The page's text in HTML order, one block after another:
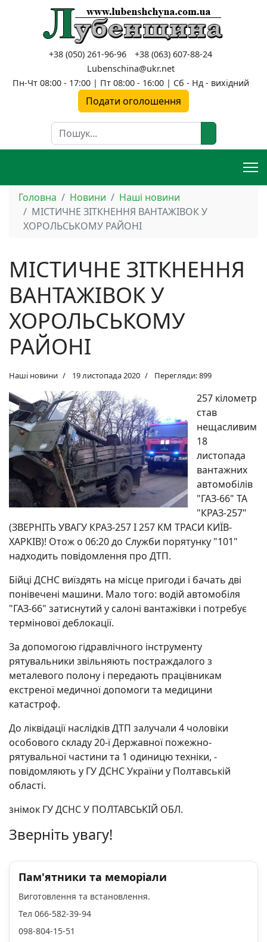
+38 (050) 261-96-96
+38 (063) 607-88-24
Lubenschina@ukr.net
Пн-Чт 08:00 - 17:00 | Пт 08:00 - 16:00 | Сб - Нд - вихідний
Подати оголошення
Пошук
Головна Новини
Наші новини
МІСТИЧНЕ ЗІТКНЕННЯ ВАНТАЖІВОК У
ХОРОЛЬСЬКОМУ РАЙОНІ
МІСТИЧНЕ ЗІТКНЕННЯ
ВАНТАЖІВОК У
ХОРОЛЬСЬКОМУ
РАЙОНІ
Наші новини 19 листопада 2020 Перегляди: 899
257 кілометр
став
нещасливим
18
листопада
вантажних
автомобілів
"ГАЗ-66" ТА
"КРАЗ-257"
(ЗВЕРНІТЬ УВАГУ КРАЗ-257 І 257 КМ ТРАСИ КИЇВ-
ХАРКІВ)! Отож о 06:20 до Служби порятунку "101"
надходить повідомлення про ДТП.
Бійці ДСНС виїздять на місце пригоди і бачать дві
понівечені машини. Мало того: водій автомобіля
"ГАЗ-66" затиснутий у салоні вантажівки і потребує
термінової деблокації.
За допомогою гідравлічного інструменту
рятувальники звільняють постраждалого з
металевого полону і передають працівникам
екстреної медичної допомоги та медицини
катастроф.
До ліквідації наслідків ДТП залучали 4 чоловіки
особового складу 20-ї Державної пожежно-
рятувальної частини та 1 одиницю техніки, -
повідомляють у ГУ ДСНС України у Полтавській
області.
знімок ГУ ДСНС У ПОЛТАВСЬКІЙ ОБЛ.
Зверніть увагу!
Пам'ятники та меморіали
Виготовлення та встановлення.
Тел 066-582-39-94
098-804-15-51